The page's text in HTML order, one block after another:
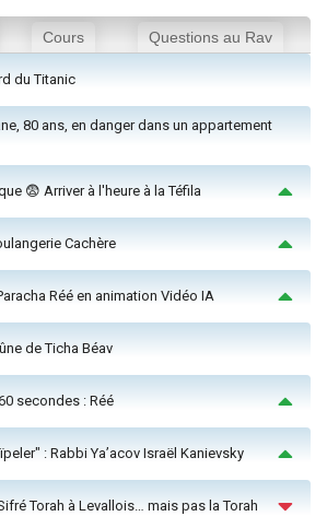
Cours Questions au Rav
du Titanic
80 ans, en danger dans un appartement
😨 Arriver à l'heure à la Téfila
Cachère
Réé en animation Vidéo IA
de Ticha Béav
secondes : Réé
: Rabbi Ya’acov Israël Kanievsky
Torah à Levallois… mais pas la Torah